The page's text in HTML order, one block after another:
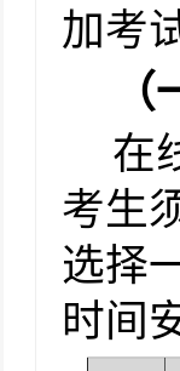
加考
在
考生
选择
时间